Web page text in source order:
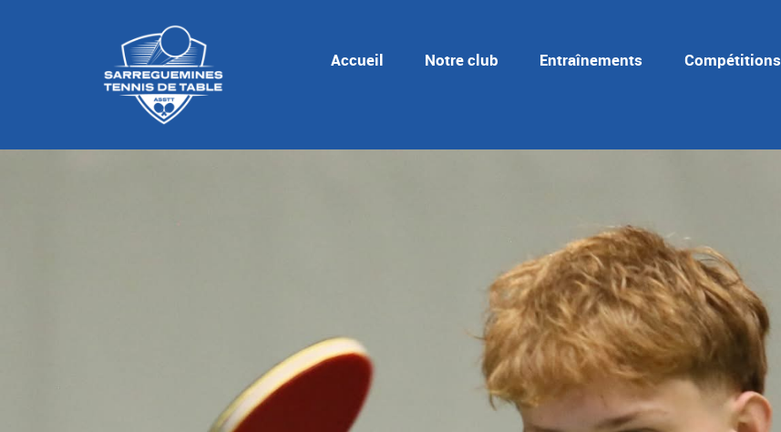
Accueil Notre club Entraînements Compétitions